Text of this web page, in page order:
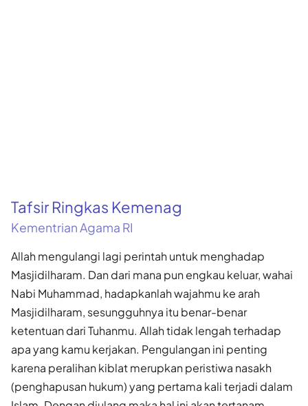
Tafsir Ringkas Kemenag
Kementrian Agama RI
Allah mengulangi lagi perintah untuk menghadap
Masjidilharam. Dan dari mana pun engkau keluar, wahai
Nabi Muhammad, hadapkanlah wajahmu ke arah
Masjidilharam, sesungguhnya itu benar-benar
ketentuan dari Tuhanmu. Allah tidak lengah terhadap
apa yang kamu kerjakan. Pengulangan ini penting
karena peralihan kiblat merupkan peristiwa nasakh
(penghapusan hukum) yang pertama kali terjadi dalam